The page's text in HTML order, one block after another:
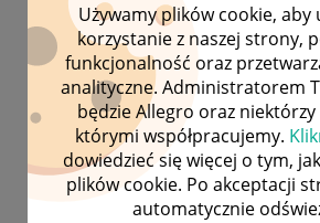
Używamy plików cookie, aby
korzystanie z naszej strony,
funkcjonalność oraz
analityczne. Administratorem
będzie Allegro oraz
którymi współpracujemy.
dowiedzieć się więcej o tym,
plików cookie. Po akceptacji
automatycznie
TomBanknoter
#18 Luminarz